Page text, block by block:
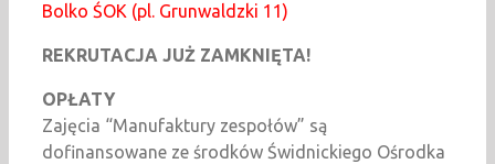
Bolko ŚOK (pl. Grunwaldzki 11)
REKRUTACJA JUŻ ZAMKNIĘTA!
OPŁATY
Zajęcia “Manufaktury zespołów” są
dofinansowane ze środków Świdnickiego Ośrodka